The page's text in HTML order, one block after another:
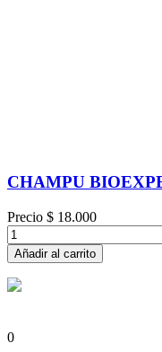
CHAMPU
Precio $ 18.000
Añadir al carrito
0